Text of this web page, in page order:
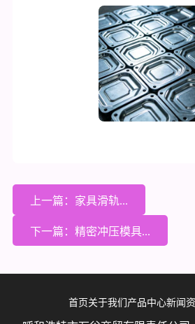
上一篇：家具滑轨...
下一篇：精密冲压模具...
首页 关于我们 产品中心新闻